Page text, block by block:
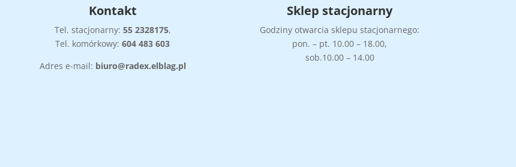
Kontakt
Tel. stacjonarny: 55 2328175,
Tel. komórkowy:604 483 603
Adres e-mail: biuro@radex.elblag.pl
Sklep stacjonarny
Godziny otwarcia sklepu stacjonarnego:
pon. – pt. 10.00 – 18.00,
sob.10.00 – 14.00